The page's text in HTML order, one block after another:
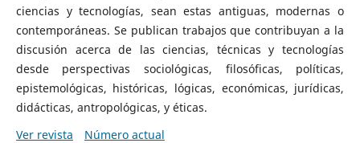
ciencias y tecnologías, sean estas antiguas, modernas o
contemporáneas. Se publican trabajos que contribuyan a la
discusión acerca de las ciencias, técnicas y tecnologías
desde perspectivas sociológicas, filosóficas, políticas,
epistemológicas, históricas, lógicas, económicas, jurídicas,
didácticas, antropológicas, y éticas.
Ver revista
Número actual